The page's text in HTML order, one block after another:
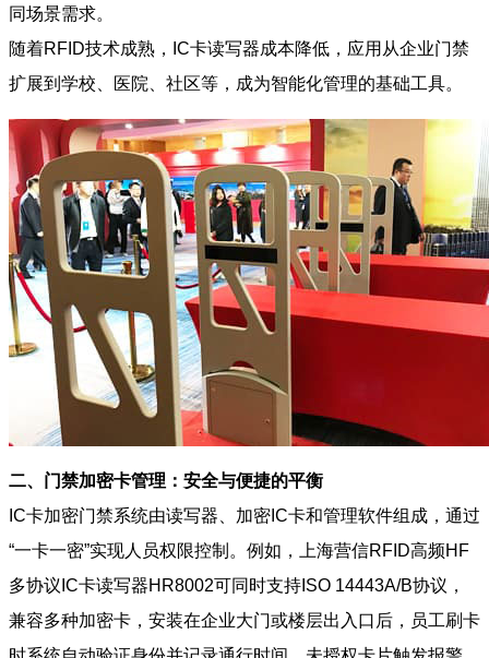
同场景需求。
随着RFID技术成熟，IC卡读写器成本降低，应用从企业门禁
扩展到学校、医院、社区等，成为智能化管理的基础工具。
二、门禁加密卡管理：安全与便捷的平衡
IC卡加密门禁系统由读写器、加密IC卡和管理软件组成，通过
“一卡一密”实现人员权限控制。例如，上海营信RFID高频HF
多协议IC卡读写器HR8002可同时支持ISO 14443A/B协议，
兼容多种加密卡，安装在企业大门或楼层出入口后，员工刷卡